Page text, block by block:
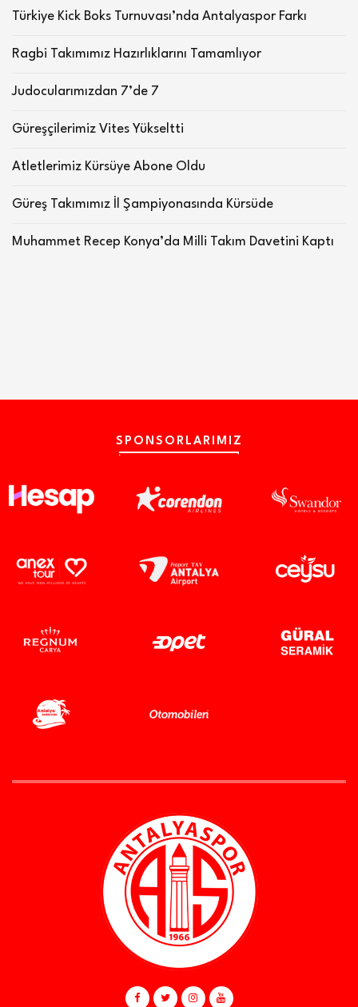
Türkiye Kick Boks Turnuvası’nda Antalyaspor Farkı
Ragbi Takımımız Hazırlıklarını Tamamlıyor
Judocularımızdan 7’de 7
Güreşçilerimiz Vites Yükseltti
Atletlerimiz Kürsüye Abone Oldu
Güreş Takımımız İl Şampiyonasında Kürsüde
Muhammet Recep Konya’da Milli Takım Davetini Kaptı
SPONSORLARIMIZ